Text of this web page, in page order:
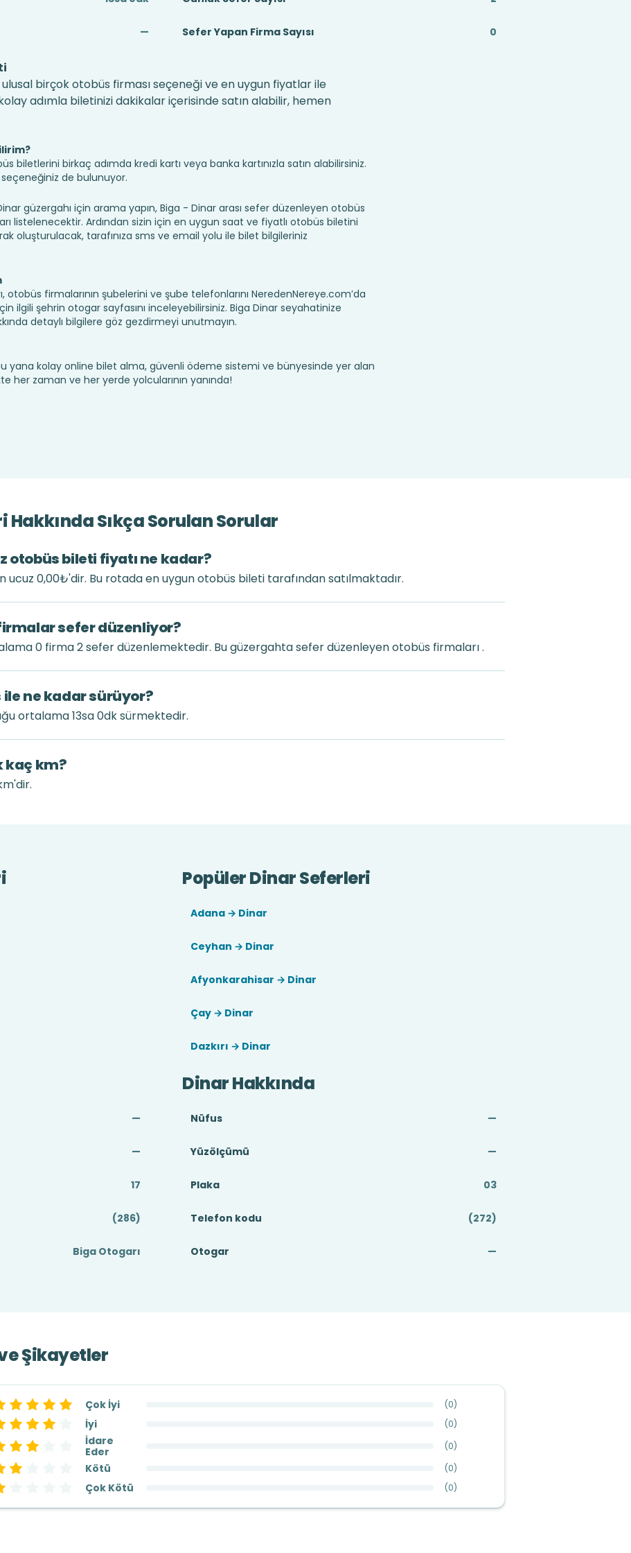
— Sefer Yapan Firma Sayısı 0
birçok otobüs firması seçeneği ve en uygun fiyatlar ile
adımla biletinizi dakikalar içerisinde satın alabilir, hemen
biletlerini birkaç adımda kredi kartı veya banka kartınızla satın alabilirsiniz.
de bulunuyor.
güzergahı için arama yapın, Biga - Dinar arası sefer düzenleyen otobüs
listelenecektir. Ardından sizin için en uygun saat ve fiyatlı otobüs biletini
oluşturulacak, tarafınıza sms ve email yolu ile bilet bilgileriniz
otobüs firmalarının şubelerini ve şube telefonlarını NeredenNereye.com’da
ilgili şehrin otogar sayfasını inceleyebilirsiniz. Biga Dinar seyahatinize
detaylı bilgilere göz gezdirmeyi unutmayın.
yana kolay online bilet alma, güvenli ödeme sistemi ve bünyesinde yer alan
her zaman ve her yerde yolcularının yanında!
Sıkça Sorulan Sorular
otobüs bileti fiyatı ne kadar?
ucuz 0,00₺'dir. Bu rotada en uygun otobüs bileti tarafından satılmaktadır.
sefer düzenliyor?
0 firma 2 sefer düzenlemektedir. Bu güzergahta sefer düzenleyen otobüs firmaları .
ile ne kadar sürüyor?
ortalama 13sa 0dk sürmektedir.
kaç km?
Popüler Dinar Seferleri
Adana → Dinar
Ceyhan → Dinar
Afyonkarahisar → Dinar
Çay → Dinar
Dazkırı → Dinar
—
—
17
(286)
Biga Otogarı
Dinar Hakkında
Nüfus —
Yüzölçümü —
Plaka 03
Telefon kodu (272)
Otogar —
Şikayetler
Çok İyi (0)
İyi (0)
İdare
Eder
(0)
Kötü (0)
Çok Kötü (0)